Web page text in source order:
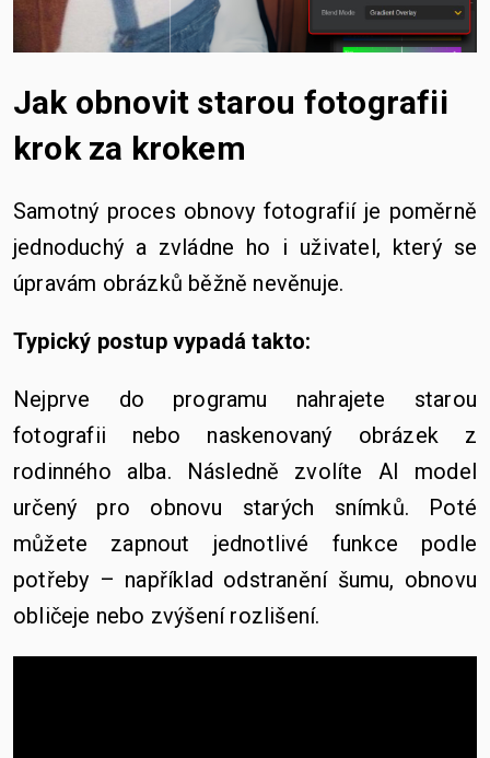
Jak obnovit starou fotografii
krok za krokem
Samotný proces obnovy fotografií je poměrně
jednoduchý a zvládne ho i uživatel, který se
úpravám obrázků běžně nevěnuje.
Typický postup vypadá takto:
Nejprve do programu nahrajete starou
fotografii nebo naskenovaný obrázek z
rodinného alba. Následně zvolíte AI model
určený pro obnovu starých snímků. Poté
můžete zapnout jednotlivé funkce podle
potřeby – například odstranění šumu, obnovu
obličeje nebo zvýšení rozlišení.